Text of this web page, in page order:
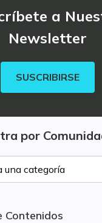
a
Newsletter
SUSCRIBIRSE
por
Contenidos